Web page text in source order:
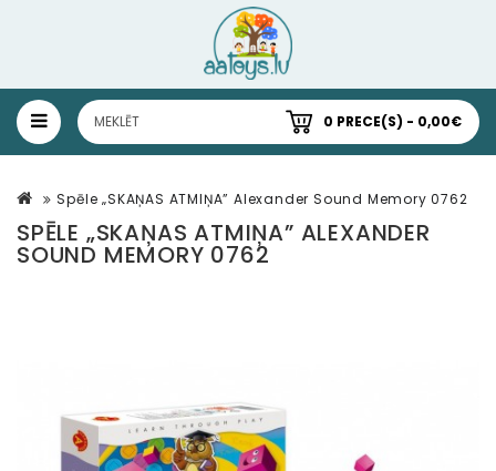
0 PRECE(S) - 0,00€
Spēle „SKAŅAS ATMIŅA” Alexander Sound Memory 0762
SPĒLE „SKAŅAS ATMIŅA” ALEXANDER
SOUND MEMORY 0762